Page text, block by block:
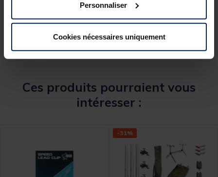
Personnaliser
Cookies nécessaires uniquement
46112-8
Ces produits pourraient vous
intéresser :
-31%